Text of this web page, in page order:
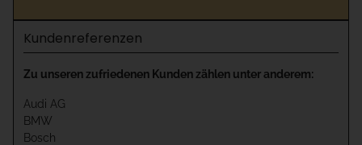
Kundenreferenzen
Zu unseren zufriedenen Kunden zählen unter anderem:
Audi AG
BMW
Bosch